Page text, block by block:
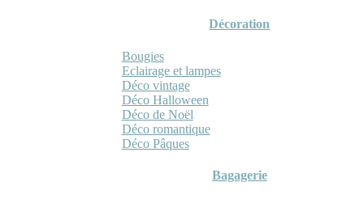
Décoration
Bougies
Eclairage et lampes
Déco vintage
Déco Halloween
Déco de Noël
Déco romantique
Déco Pâques
Bagagerie